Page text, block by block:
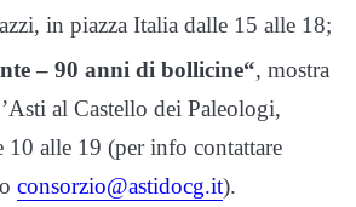
in piazza Italia dalle 15 alle 18;
– 90 anni di bollicine“, mostra
al Castello dei Paleologi,
10 alle 19 (per info contattare
consorzio@astidocg.it).